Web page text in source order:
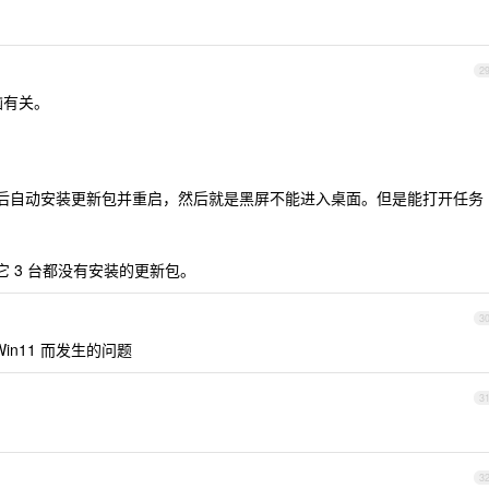
29
关。
动安装更新包并重启，然后就是黑屏不能进入桌面。但是能打开任务
3 台都没有安装的更新包。
30
而发生的问题
31
32